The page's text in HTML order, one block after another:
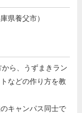
県養父市）
ら、うずまきラン
などの作り方を教
キャンパス同士で